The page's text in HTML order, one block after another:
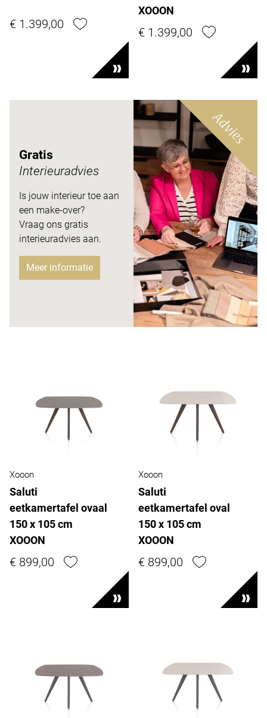
€ 1.399,00
XOOON
€ 1.399,00
Gratis
Interieuradvies
Is jouw interieur toe aan
een make-over?
Vraag ons gratis
interieuradvies aan.
Meer informatie
Advies
Xooon
Saluti
eetkamertafel ovaal
150 x 105 cm
XOOON
€ 899,00
Xooon
Saluti
eetkamertafel oval
150 x 105 cm
XOOON
€ 899,00